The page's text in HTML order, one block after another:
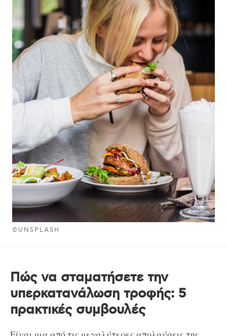
©UNSPLASH
Πώς να σταματήσετε την
υπερκατανάλωση τροφής: 5
πρακτικές συμβουλές